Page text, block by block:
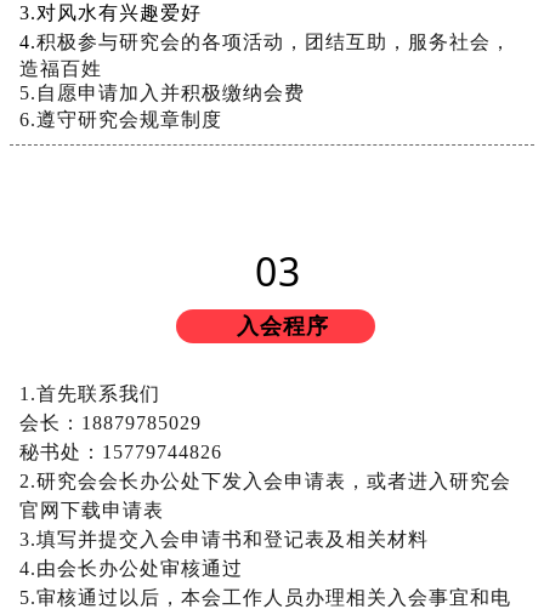
3.对风水有兴趣爱好
4.积极参与研究会的各项活动 ， 团 结互 助 ， 服务社会 ，
造福百姓
5. 自 愿申请加 入 并积极缴纳会费
6.遵守研究会规章制 度
03
入会程序
1 .首先联系我们
会长 ： 1 8879785029
秘书处 ： 1 5779744826
2.研究会会长办公处下发 入 会申请表 ， 或者进 入 研究会
官 网 下载申请表
3.填写并提交 入 会申请书和登记表 及 相关材料
4.由会长办公处审核通过
5.审核通过 以 后 ， 本会工作 人 员办理相关 入 会事宜和电